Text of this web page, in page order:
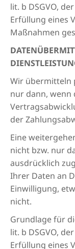
lit. b DSGVO,
Erfüllung eines
Maßnahmen
Wir übermitteln
nur dann, wenn
der
Eine
nicht bzw. nur
ausdrücklich
Ihrer Daten an
Einwilligung,
nicht.
Grundlage für
lit. b DSGVO,
Erfüllung eines